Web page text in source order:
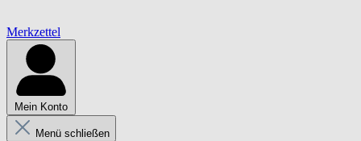
Merkzettel
Mein Konto
Menü schließen